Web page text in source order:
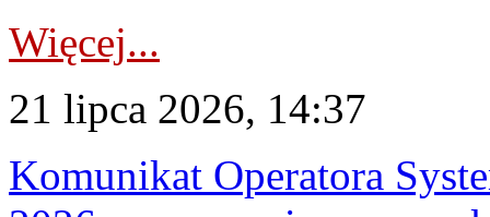
Więcej...
21 lipca 2026, 14:37
Komunikat Operatora